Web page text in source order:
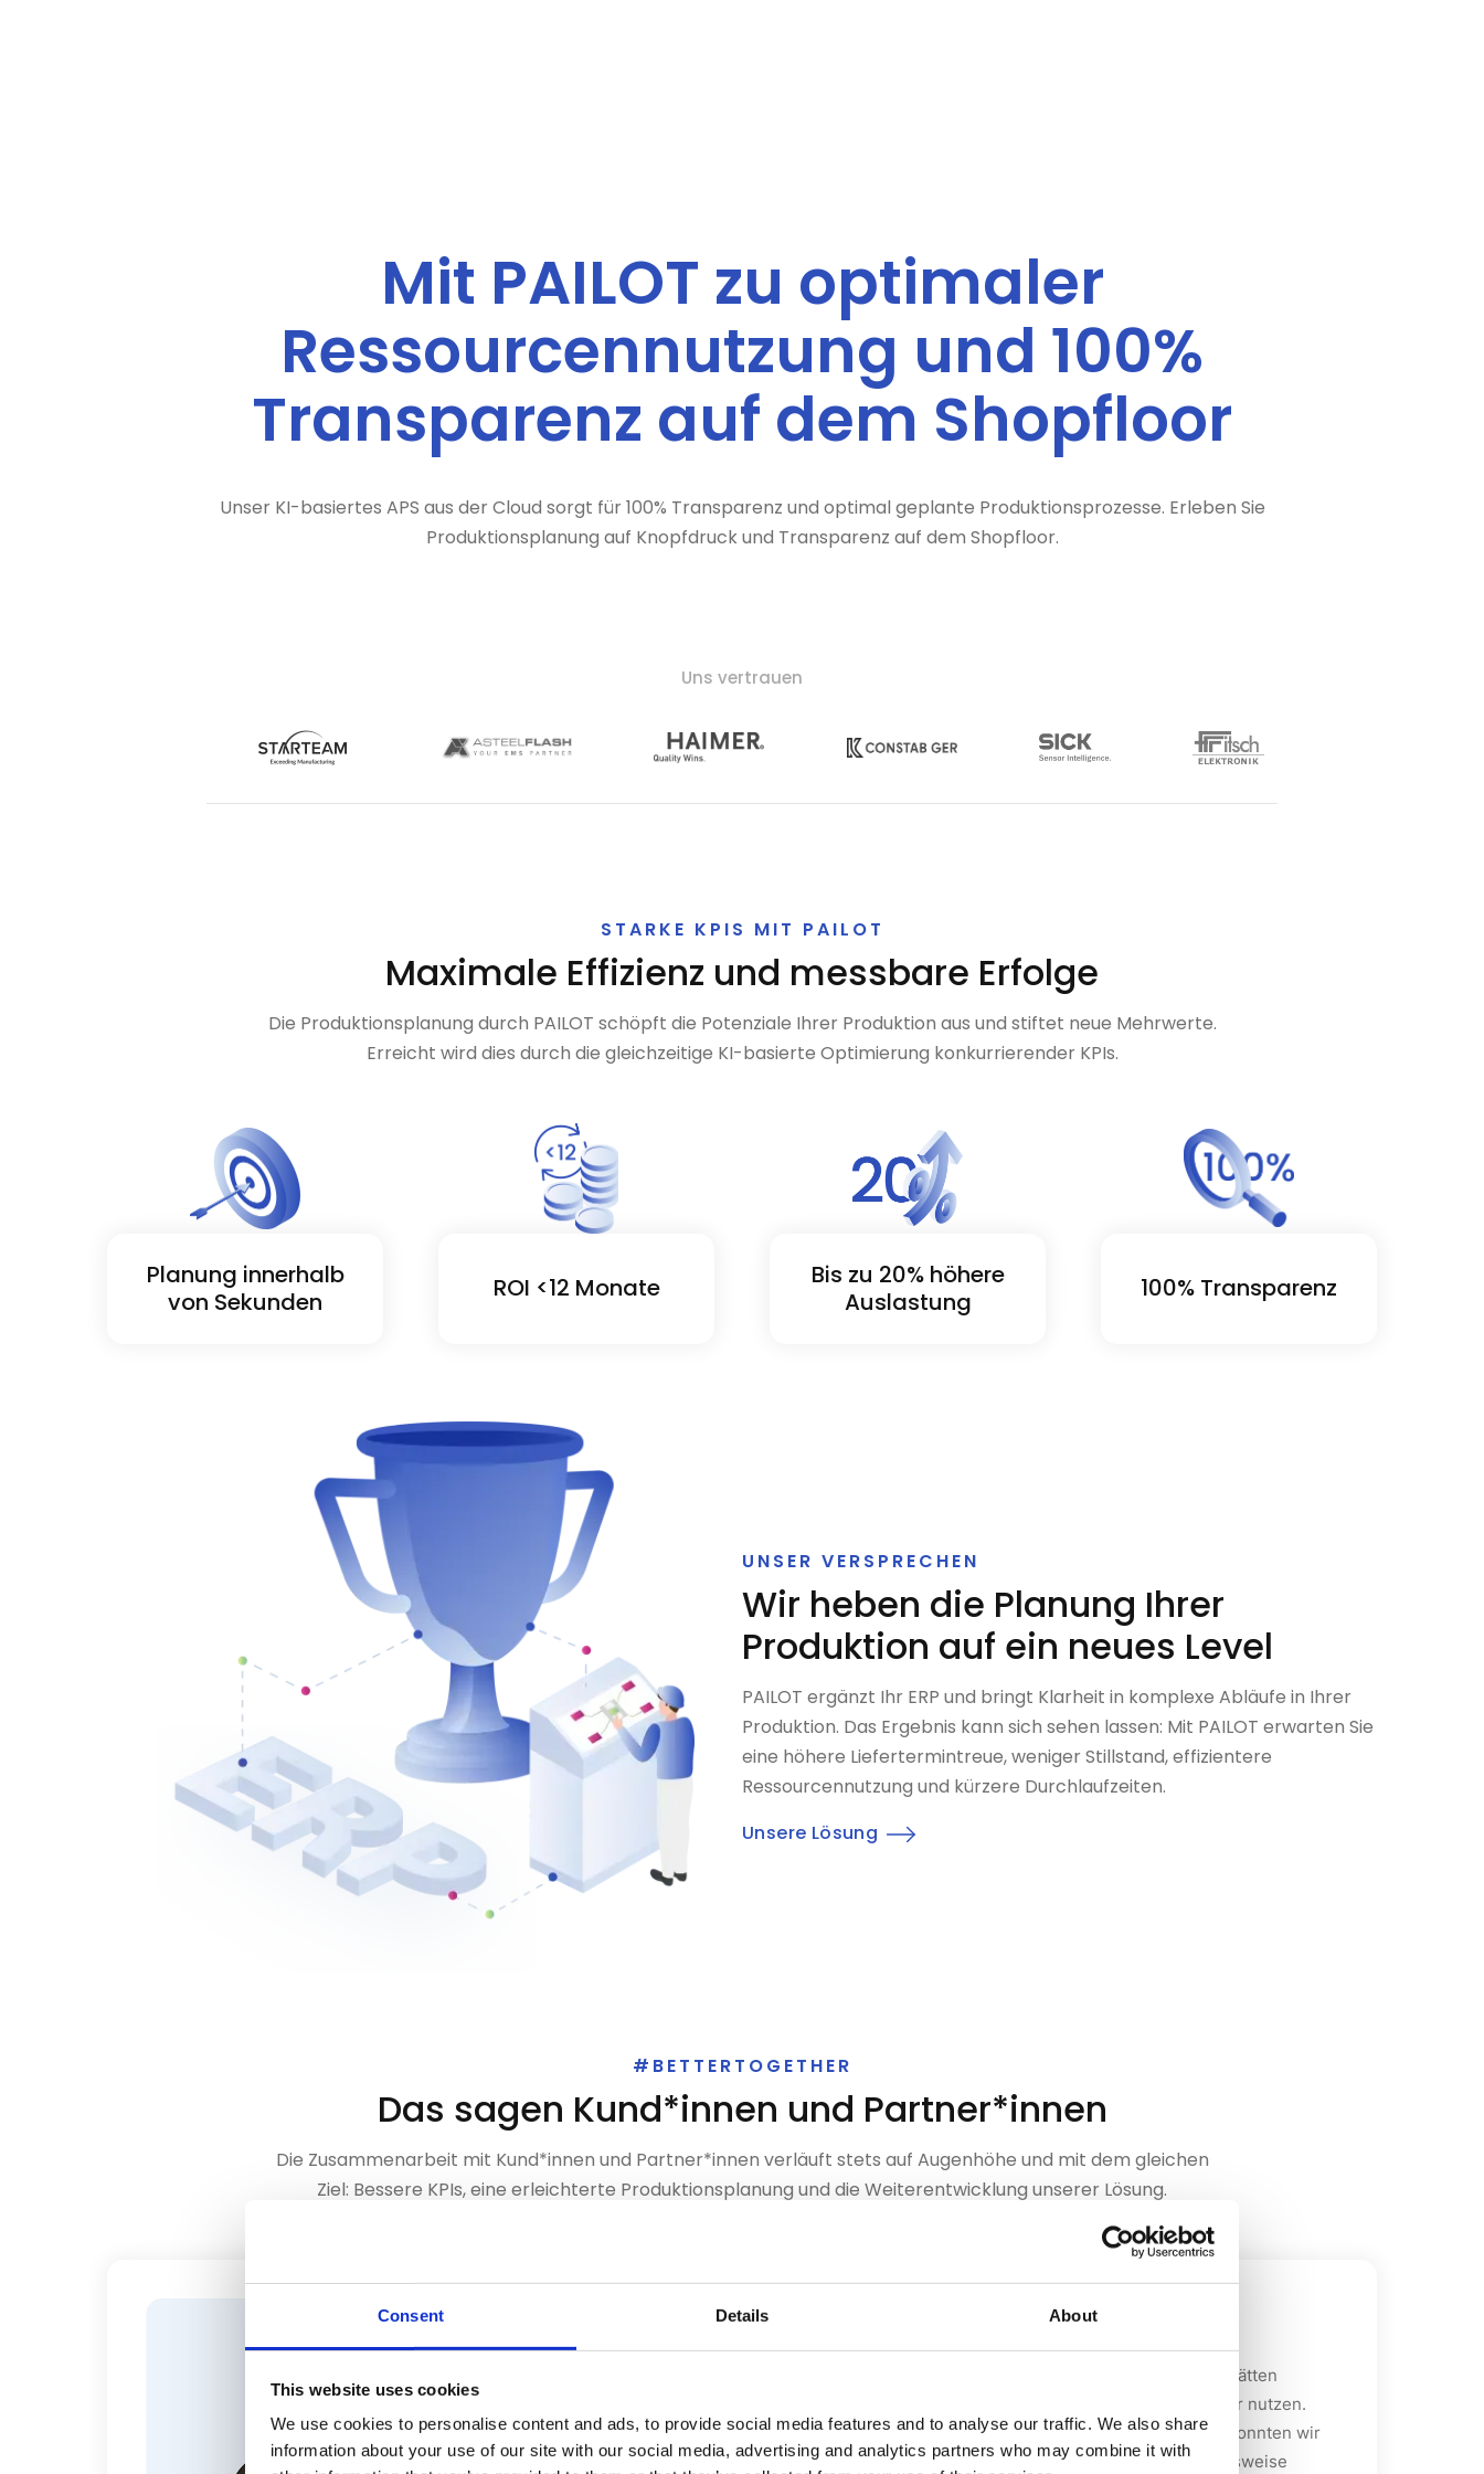
Consent Details About
This website uses cookies
We use cookies to personalise content and ads, to provide social media features and to analyse our traffic. We also share
information about your use of our site with our social media, advertising and analytics partners who may combine it with
Mit PAILOT zu optimaler
Ressourcennutzung und 100%
Transparenz auf dem Shopfloor
Unser KI-basiertes APS aus der Cloud sorgt für 100% Transparenz und optimal geplante Produktionsprozesse. Erleben Sie
Produktionsplanung auf Knopfdruck und Transparenz auf dem Shopfloor.
Uns vertrauen
STARKE KPIS MIT PAILOT
Maximale Effizienz und messbare Erfolge
Die Produktionsplanung durch PAILOT schöpft die Potenziale Ihrer Produktion aus und stiftet neue Mehrwerte.
Erreicht wird dies durch die gleichzeitige KI-basierte Optimierung konkurrierender KPIs.
Planung innerhalb
von Sekunden
ROI <12 Monate
Bis zu 20% höhere
Auslastung
100% Transparenz
UNSER VERSPRECHEN
Wir heben die Planung Ihrer
Produktion auf ein neues Level
PAILOT ergänzt Ihr ERP und bringt Klarheit in komplexe Abläufe in Ihrer
Produktion. Das Ergebnis kann sich sehen lassen: Mit PAILOT erwarten Sie
eine höhere Liefertermintreue, weniger Stillstand, effizientere
Ressourcennutzung und kürzere Durchlaufzeiten.
Unsere Lösung
#BETTERTOGETHER
Das sagen Kund*innen und Partner*innen
Die Zusammenarbeit mit Kund*innen und Partner*innen verläuft stets auf Augenhöhe und mit dem gleichen
Ziel: Bessere KPIs, eine erleichterte Produktionsplanung und die Weiterentwicklung unserer Lösung.
„Als europäischer Leiterplattenhersteller mit internationalen Produktionsstätten
wollten wir wettbewerbsfähiger werden und unsere Ressourcen effizienter nutzen.
Statt in neue Maschinen zu investieren, haben wir PAILOT eingeführt. So konnten wir
unsere Auslastung um bis zu 20 % steigern und gleichzeitig unsere Arbeitsweise
„Die Komplexität in unserer Elektronik-Produktion ist enorm hoch. Da versagen einfache Ansätze. Wir haben uns für PAILOT
entschieden, weil wir die Transparenz und die Verlässlichkeit in unserer Feinplanung steigern wollen. So halten wir unsere
Liefertermine ein und nutzen unsere Ressourcen in der Produktion optimal. Entscheidungen sollen nicht mehr in einzelnen